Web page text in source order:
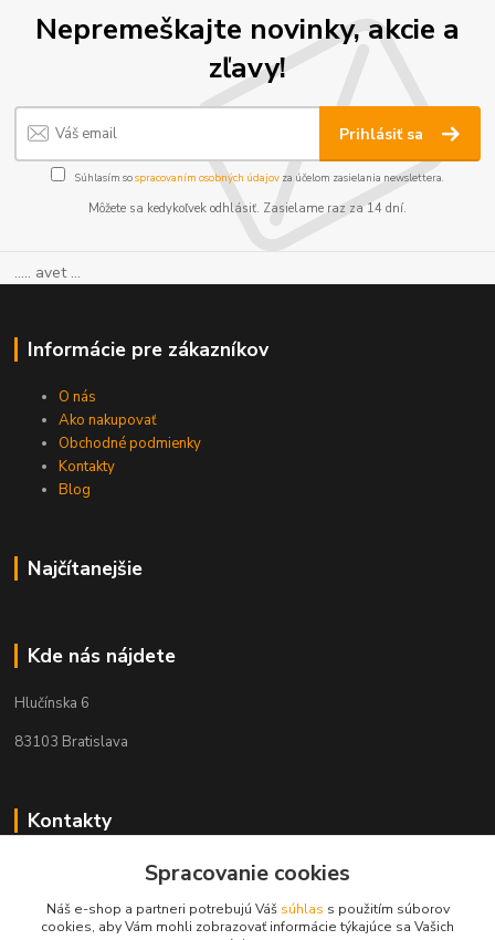
Nepremeškajte novinky, akcie a
zľavy!
Prihlásiť sa
Súhlasím sospracovaním osobných údajov za účelom zasielania newslettera.
Môžete sa kedykoľvek odhlásiť. Zasielame raz za 14 dní.
..... avet ...
Informácie pre zákazníkov
O nás
Ako nakupovať
Obchodné podmienky
Kontakty
Blog
Najčítanejšie
Kde nás nájdete
Hlučínska 6
83103 Bratislava
Kontakty
+421 908 678 479
info@audiovideoshop.sk
Spracovanie cookies
Náš e-shop a partneri potrebujú Váš súhlas s použitím súborov
cookies, aby Vám mohli zobrazovať informácie týkajúce sa Vašich